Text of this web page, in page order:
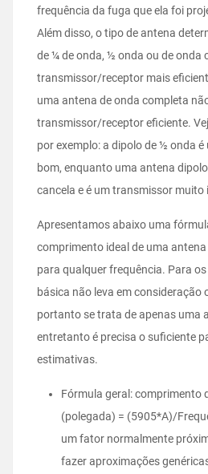
frequência da fuga que ela foi
Além disso, o tipo de antena
de ¼ de onda, ½ onda ou de onda
transmissor/receptor mais
uma antena de onda completa
transmissor/receptor eficiente.
por exemplo: a dipolo de ½ onda
bom, enquanto uma antena
cancela e é um transmissor muito
Apresentamos abaixo uma
comprimento ideal de uma
para qualquer frequência. Para
básica não leva em consideração
portanto se trata de apenas uma
entretanto é precisa o suficiente
estimativas.
Fórmula geral: comprimento
(polegada) = (5905*A)/
um fator normalmente
fazer aproximações